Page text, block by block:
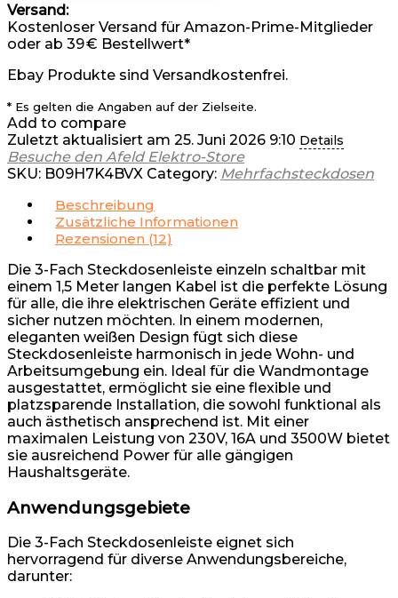
Versand:
Kostenloser Versand für Amazon-Prime-Mitglieder
oder ab 39 € Bestellwert*
Ebay Produkte sind Versandkostenfrei.
* Es gelten die Angaben auf der Zielseite.
Add to compare
Zuletzt aktualisiert am 25. Juni 2026 9:10 Details
Besuche den Afeld Elektro-Store
SKU: B09H7K4BVX Category: Mehrfachsteckdosen
Beschreibung
Zusätzliche Informationen
Rezensionen (12)
Die 3-Fach Steckdosenleiste einzeln schaltbar mit
einem 1,5 Meter langen Kabel ist die perfekte Lösung
für alle, die ihre elektrischen Geräte effizient und
sicher nutzen möchten. In einem modernen,
eleganten weißen Design fügt sich diese
Steckdosenleiste harmonisch in jede Wohn- und
Arbeitsumgebung ein. Ideal für die Wandmontage
ausgestattet, ermöglicht sie eine flexible und
platzsparende Installation, die sowohl funktional als
auch ästhetisch ansprechend ist. Mit einer
maximalen Leistung von 230V, 16A und 3500W bietet
sie ausreichend Power für alle gängigen
Haushaltsgeräte.
Anwendungsgebiete
Die 3-Fach Steckdosenleiste eignet sich
hervorragend für diverse Anwendungsbereiche,
darunter: